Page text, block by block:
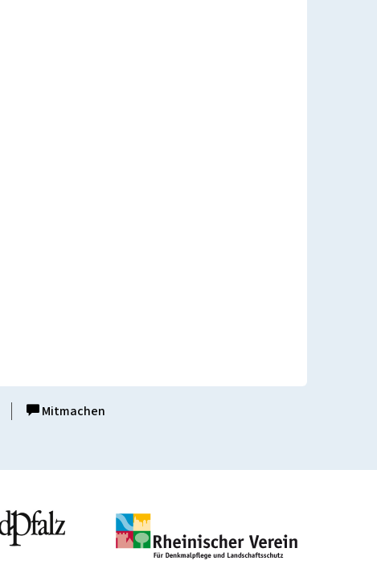
Mitmachen